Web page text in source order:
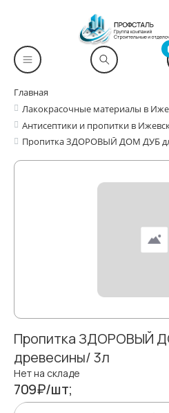
Главная
Лакокрасочные материалы в
Антисептики и пропитки в
Пропитка ЗДОРОВЫЙ ДОМ ДУБ
Пропитка ЗДОРОВЫЙ
древесины/ 3л
Нет на складе
709₽/шт;